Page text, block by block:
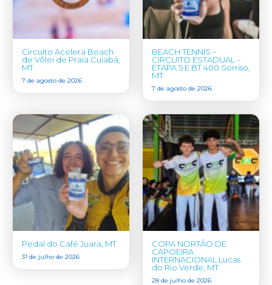
Circuito Acelera Beach
de Vôlei de Praia Cuiabá,
MT
7 de agosto de 2026
BEACH TENNIS –
CIRCUITO ESTADUAL –
ETAPA 5 E BT 400 Sorriso,
MT
7 de agosto de 2026
Pedal do Café Juara, MT
31 de julho de 2026
COPA NORTÃO DE
CAPOEIRA
INTERNACIONAL Lucas
do Rio Verde, MT
28 de julho de 2026